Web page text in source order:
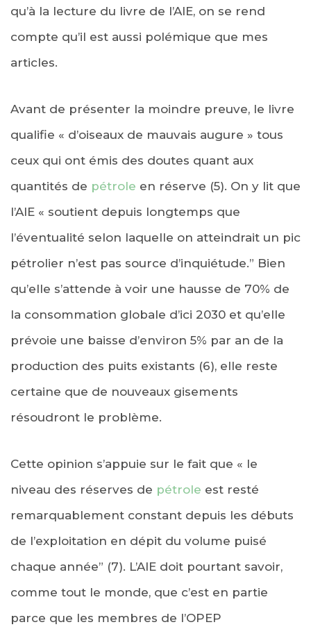
qu’à la lecture du livre de l’AIE, on se rend
compte qu’il est aussi polémique que mes
articles.
Avant de présenter la moindre preuve, le livre
qualifie « d’oiseaux de mauvais augure » tous
ceux qui ont émis des doutes quant aux
quantités de pétrole en réserve (5). On y lit que
l’AIE « soutient depuis longtemps que
l’éventualité selon laquelle on atteindrait un pic
pétrolier n’est pas source d’inquiétude.” Bien
qu’elle s’attende à voir une hausse de 70% de
la consommation globale d’ici 2030 et qu’elle
prévoie une baisse d’environ 5% par an de la
production des puits existants (6), elle reste
certaine que de nouveaux gisements
résoudront le problème.
Cette opinion s’appuie sur le fait que « le
niveau des réserves de pétrole est resté
remarquablement constant depuis les débuts
de l’exploitation en dépit du volume puisé
chaque année” (7). L’AIE doit pourtant savoir,
comme tout le monde, que c’est en partie
parce que les membres de l’OPEP